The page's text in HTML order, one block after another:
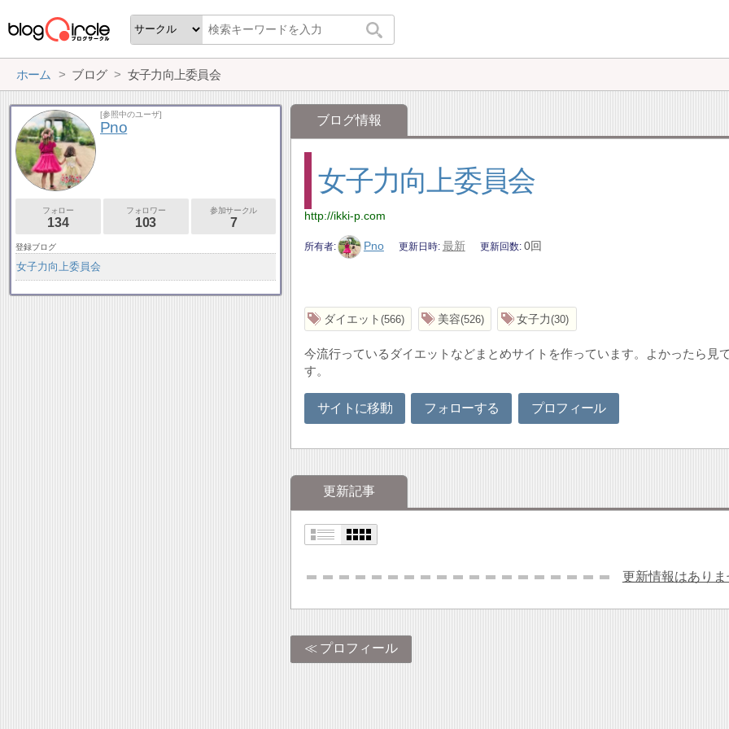
ホーム ブログ 女子力向上委員会
ブログ情報
女子力向上委員会
http://ikki-p.com
所有者 Pno 更新日時 最新 更新回数 0回
ダイエット 566 美容 526 女子力 30
今流行っているダイエットなどまとめサイトを作っています。よかったら
す。
サイトに移動 フォローする プロフィール
更新記事
更新情報はあり
プロフィール
[参照中のユーザ]
Pno
フォロー
134
フォロワー
103
参加サークル
7
登録ブログ
女子力向上委員会